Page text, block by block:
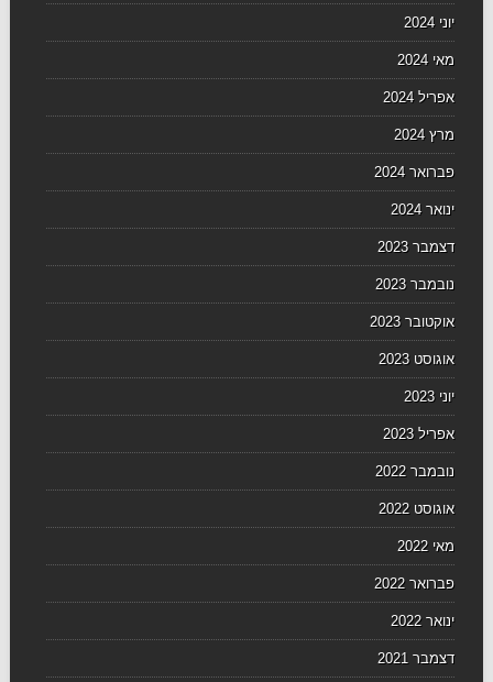
יוני 2024
מאי 2024
אפריל 2024
מרץ 2024
פברואר 2024
ינואר 2024
דצמבר 2023
נובמבר 2023
אוקטובר 2023
אוגוסט 2023
יוני 2023
אפריל 2023
נובמבר 2022
אוגוסט 2022
מאי 2022
פברואר 2022
ינואר 2022
דצמבר 2021